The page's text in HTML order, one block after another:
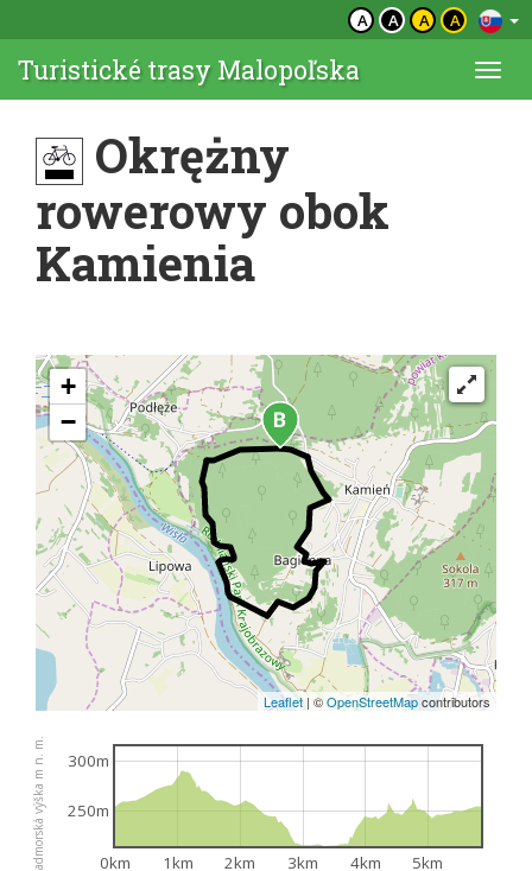
A A A A
Turistické trasy Malopoľska
Okrężny
rowerowy obok
Kamienia
+
−
Leaflet |©OpenStreetMapcontributors
nadmorská výška m n. m. 0km 1km 2km 3km 4km 5km
250m
300m